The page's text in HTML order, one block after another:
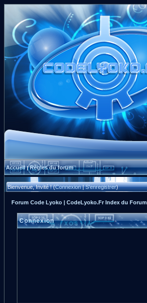
Accueil|Règles du forum
Bienvenue, Invité ! (Connexion|S'enregistrer)
Forum Code Lyoko | CodeLyoko.Fr Index du Forum
Connexion